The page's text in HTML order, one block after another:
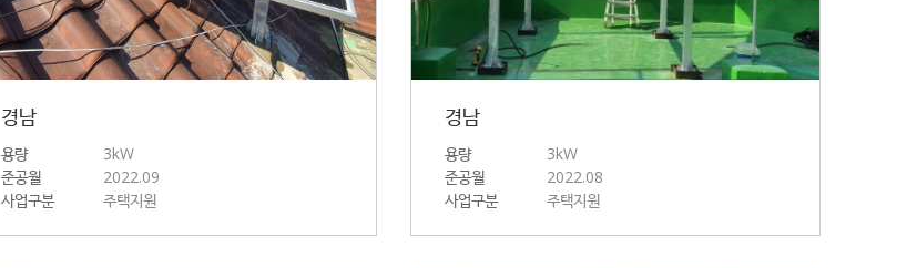
경남
용량
3kW
준공월
2022.09
사업구분
주택지원
경남
용량
3kW
준공월
2022.08
사업구분
주택지원